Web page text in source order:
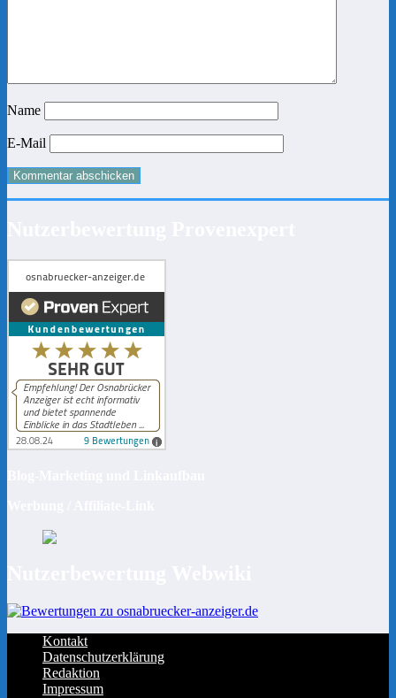
Name
E-Mail
Kontakt
Datenschutzerklärung
Redaktion
Impressum